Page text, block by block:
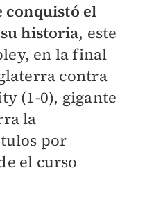
conquistó el
historia, este
en la final
contra
(1-0), gigante
la
por
el curso